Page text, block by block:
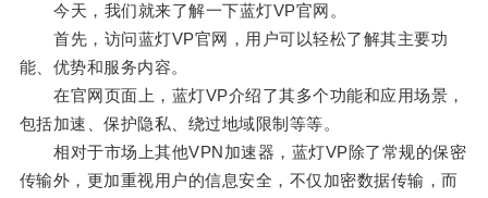
今天，我们就来了解一下蓝灯VP官网。
首先，访问蓝灯VP官网，用户可以轻松了解其主要功
能、优势和服务内容。
在官网页面上，蓝灯VP介绍了其多个功能和应用场景，
包括加速、保护隐私、绕过地域限制等等。
相对于市场上其他VPN加速器，蓝灯VP除了常规的保密
传输外，更加重视用户的信息安全，不仅加密数据传输，而